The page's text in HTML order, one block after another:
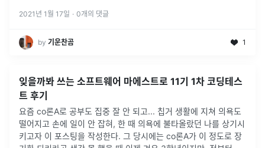
2021년 1월 17일 · 0개의 댓글
by 기운찬곰 1
잊을까봐 쓰는 소프트웨어 마에스트로 11기 1차 코딩테스
트 후기
요즘 co론A로 공부도 집중 잘 안 되고... 칩거 생활에 지쳐 의욕도
떨어지고 손에 일이 안 잡혀, 한 때 의욕에 불타올랐던 나를 상기시
키고자 이 포스팅을 작성한다. 그 당시에는 co론A가 이 정도로 장